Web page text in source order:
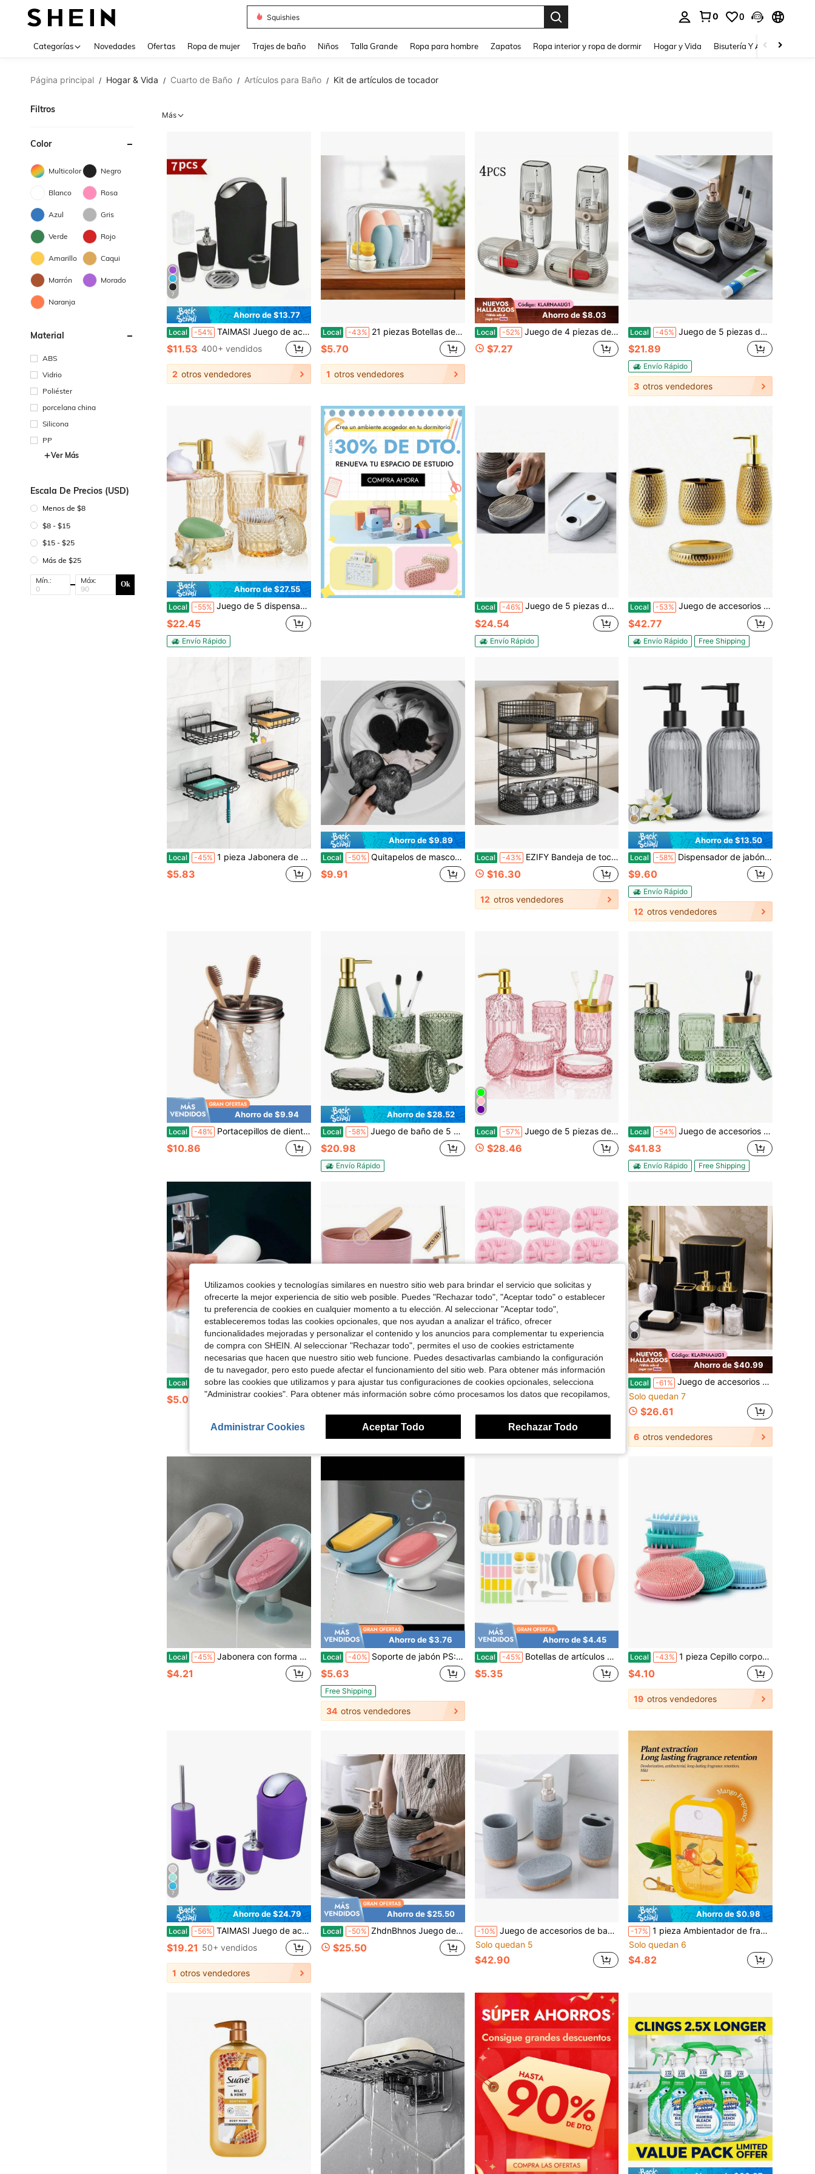
Musera 0 0
Categorías Novedades Ofertas Ropa de mujer Trajes de baño Niños Talla Grande Ropa para hombre Zapatos Ropa interior y ropa de dormir Hogar y Vida Bisutería Y Accesorios
Página principal / Hogar & Vida / Cuarto de Baño / Artículos para Baño / Kit de artículos de tocador
Filtros
Color
Multicolor Negro
Blanco Rosa
Azul Gris
Verde Rojo
Amarillo Caqui
Marrón Morado
Naranja
Material
ABS
Vidrio
Poliéster
porcelana china
Silicona
PP
Ver Más
Escala De Precios (USD)
Menos de $8
$8 - $15
$15 - $25
Más de $25
Mín.: Máx: Ok
Más
7
Ahorro de $13.77
Local -54% TAIMASI Juego de accesorios de baño de lujo de 4/6/7 piezas - Diseño moderno con papelera, cepillo de inodoro, dispensador de jabón, jabonera, vaso enjuagador y soporte para cepillo de dientes - Ahorro de espacio y fácil de limpiar
$11.53 400+ vendidos
2 otros vendedores
Local -43% 21 piezas Botellas de tocador rellenables con bolsa de tocador Contenedores de viaje vacíos a prueba de fugas Accesorios de artículos de tocador Champú Loción Gel de baño (sin BPA) 57HE
$5.70
1 otros vendedores
Ahorro de $8.03
Local -52% Juego de 4 piezas de cajas de almacenamiento de artículos de tocador para viajes, contenedor portátil transparente para cepillo de dientes y jabón, organizador compacto para baño, hotel y gimnasio
$7.27
Local -45% Juego de 5 piezas de accesorios de baño de cerámica texturizada que incluye jabonera, dispensador de loción, portacepillos de dientes y vaso para enjuagar + juego de bandeja 5 piezas de accesorios de baño
$21.89
Envío Rápido
3 otros vendedores
Ahorro de $27.55
Local -55% Juego de 5 dispensadores de loción de vidrio para baño, jabonera de 8.5 oz, soporte para cepillo de dientes, vaso de 12 oz, frascos para hisopos de algodón, decoración vintage moderna, 6.3 pulgadas de alto y 4.7 pulgadas de ancho.
$22.45
Envío Rápido
Local -46% Juego de 5 piezas de accesorios de baño de cerámica moderna que incluye dispensador de loción/bomba de jabón [Un buen regalo para familiares y amigos]
$24.54
Envío Rápido
Local -53% Juego de accesorios de baño de 4 piezas de cerámica dorada, accesorios de baño completos con forma de gota de lluvia, esencial de baño con portacepillo de dientes, plato, vaso, dispensador de jabón, decoración de baño
$42.77
Envío Rápido Free Shipping
Local -45% 1 pieza Jabonera de metal, soporte para jabón de baño, organizador de ducha montado en la pared, organizador de almacenamiento de baño
$5.83
Ahorro de $9.89
Local -50% Quitapelos de mascotas para lavadora, atrapapelos de mascotas reutilizable, elimina pelos de mascotas, pelusa y tiras enredadas, modelo nuevo 2026, bola de lavado, accesorios de lavandería, artículos para el hogar, artículos domésticos
$9.91
Local -43% EZIFY Bandeja de tocador metálica de 4 niveles, estante de almacenamiento para encimera con soporte para pañuelos, organizador práctico para cosméticos y cuidado de la piel, ideal para baño y dormitorio.
$16.30
12 otros vendedores
Ahorro de $13.50
Local -58% Dispensador de jabón de vidrio Topsky (2 unidades) con bomba de plástico negro, 400 ml, bomba inoxidable para cocina y baño, ideal para lociones, aceites esenciales y líquidos.
$9.60
Envío Rápido
12 otros vendedores
Ahorro de $9.94
Local -48% Portacepillos de dientes de tarro, portacepillos de dientes de vidrio para baño, artículos esenciales para el baño, juego de accesorios de baño de tarro, organizador de encimera de baño - bronce con efecto de aceite
$10.86
Ahorro de $28.52
Local -58% Juego de baño de 5 piezas de vidrio vintage verde, organizador de encimera con dispensador de jabón, soporte para cepillo de dientes, 2 vasos, jabonera y bastoncillo de algodón.
$20.98
Envío Rápido
Local -57% Juego de 5 piezas de accesorios de baño de vidrio con corte de diamante verde, soporte para cepillo de dientes y dispensador de jabón a prueba de óxido, vaso y frasco de algodón, decoración de baño de cristal moderno - Regalo de vuelta a la escuela para dormitorio, regalo de inauguración de casa
$28.46
Local -54% Juego de accesorios de baño verde, 5 piezas de accesorios de baño de vidrio, dispensador de jabón de mano, jabonera, soporte para cepillo de dientes, vaso, soporte para hisopos, decoración vintage para encimera de baño
$41.83
Envío Rápido Free Shipping
Local -45% 1 pieza Jabonera gris simple sin perforación, soporte de jabón liso para baño, estante para cepillo de limpieza, estante de almacenamiento con ventosa para encimera, estante de drenaje creativo sin agujeros, puede colocar jabón, cepillo de limpieza, artículos de baño, relojes y otros artículos,
$5.07
Ahorro de $14.58
Local -50% Juego de baño sencillo, juego de accesorios de baño blancos con bote de basura, 2 dispensadores de jabón, jabonera, portacepillos de dientes, vaso para cepillo de dientes, cepillo de inodoro, bandeja y porta hisopos para la decoración del baño.
$14.52
Envío Rápido
4otros vendedores
Ahorro de $30.00
Local -75% Set de 42 piezas de brochas faciales rosas para fiestas de chicas y pijamadas, que incluye 6 diademas, 6 brochas de maquillaje de abanico y 30 esponjas faciales comprimidas - Kit de cuidado de la piel y maquillaje
$9.99
Free Shipping
Ahorro de $40.99
Local -61% Juego de accesorios de baño blanco/negro – Organizador de tocador de 10 piezas con dispensador de jabón, cepillo para inodoro, papelera y soporte para bastoncillos, decoración de baño minimalista
Solo quedan 7
$26.61
6 otros vendedores
Local -45% Jabonera con forma de hoja, soporte de jabón con ventosa, accesorios de baño, jabonera con drenaje, bandeja de jabón con forma de hoja, jabonera con ventosa, accesorios de baño, sin taladro, bandeja de jabón antideslizante
$4.21
Ahorro de $3.76
Local -40% Soporte de jabón PS: Diseño de doble capa para un almacenamiento ordenado de jabón y drenaje rápido. Un imprescindible para la decoración del baño y los artículos esenciales de viaje. Accesorios de baño, decoración del baño, soporte de jabón, artículo esencial de viaje
$5.63
Free Shipping
34 otros vendedores
Ahorro de $4.45
Local -45% Botellas de artículos de tocador recargables con bolsa de artículos de tocador para contenedores de viaje, accesorios vacíos a prueba de fugas para artículos de tocador, champú, loción, gel de baño
$5.35
Local -43% 1 pieza Cepillo corporal de silicona, Cepillo de baño de silicona de doble cara, Exfoliante corporal de silicona suave, Esponja corporal de silicona apta para piel sensible y todo tipo de piel, Limpia y sanitaria, Duradera, Apta para baño, Apta para hombres y mujeres
$4.10
19 otros vendedores
7
Ahorro de $24.79
Local -56% TAIMASI Juego de accesorios de baño de lujo de 4/6/7 piezas - Diseño moderno con papelera, cepillo de inodoro, dispensador de jabón, jabonera, vaso enjuagador y soporte para cepillo de dientes - Ahorro de espacio y fácil de limpiar
$19.21 50+ vendidos
1 otros vendedores
Ahorro de $25.50
Local -50% ZhdnBhnos Juego de accesorios de baño, juego de accesorios de tocador de cerámica retro para el baño, incluye dispensador, portacepillos de dientes, jabonera, vaso para enjuague bucal, bandeja
$25.50
-10% Juego de accesorios de baño de cerámica con textura de grano de madera, de lujo y elegante, incluye botella de loción, jabonera, taza de cerámica, soporte para cepillo de dientes, set de 4 piezas
Solo quedan 5
$42.90
Ahorro de $0.98
-17% 1 pieza Ambientador de fragancia duradera, portátil para dormitorio, sala de estar, baño, en botella rociadora, refresca el aire, adecuado como regalo para el Día de San Valentín o fiestas
Solo quedan 6
$4.82
Utilizamos cookies y tecnologías similares en nuestro sitio web para brindar el servicio que solicitas y
ofrecerte la mejor experiencia de sitio web posible. Puedes "Rechazar todo", "Aceptar todo" o establecer
tu preferencia de cookies en cualquier momento a tu elección. Al seleccionar "Aceptar todo",
estableceremos todas las cookies opcionales, que nos ayudan a analizar el tráfico, ofrecer
funcionalidades mejoradas y personalizar el contenido y los anuncios para complementar tu experiencia
de compra con SHEIN. Al seleccionar "Rechazar todo", permites el uso de cookies estrictamente
necesarias que hacen que nuestro sitio web funcione. Puedes desactivarlas cambiando la configuración
de tu navegador, pero esto puede afectar el funcionamiento del sitio web. Para obtener más información
sobre las cookies que utilizamos y para ajustar tus configuraciones de cookies opcionales, selecciona
"Administrar cookies". Para obtener más información sobre cómo procesamos los datos que recopilamos,
Administrar Cookies Aceptar Todo Rechazar Todo